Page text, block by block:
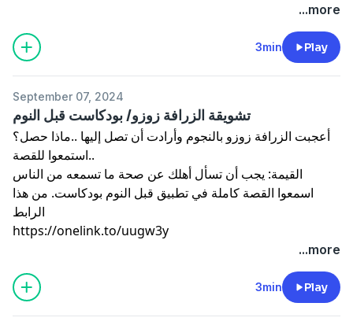
...more
3min Play
September 07, 2024
تشويقة الزرافة زوزو/ بودكاست قبل النوم
أعجبت الزرافة زوزو بالنجوم وأرادت أن تصل إليها ..ماذا حصل؟
استمعوا للقصة..
القيمة: يجب أن تسأل أهلك عن صحة ما تسمعه من الناس
اسمعوا القصة كاملة في تطبيق قبل النوم بودكاست. من هذا
الرابط
https://onelink.to/uugw3y
...more
3min Play